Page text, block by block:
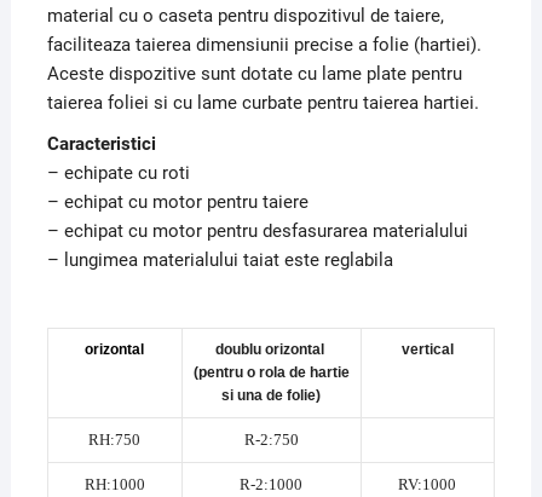
material cu o caseta pentru dispozitivul de taiere,
faciliteaza taierea dimensiunii precise a folie (hartiei).
Aceste dispozitive sunt dotate cu lame plate pentru
taierea foliei si cu lame curbate pentru taierea hartiei.
Caracteristici
– echipate cu roti
– echipat cu motor pentru taiere
– echipat cu motor pentru desfasurarea materialului
– lungimea materialului taiat este reglabila
orizontal
doublu orizontal
(pentru o rola de hartie
si una de folie)
vertical
RH:750 R-2:750
RH:1000 R-2:1000 RV:1000